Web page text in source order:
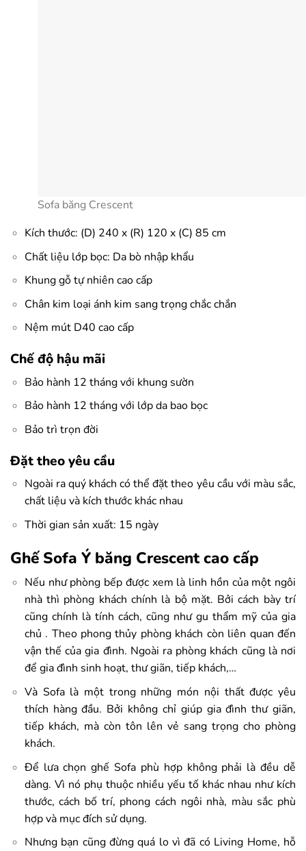
Sofa băng Crescent
Kích thước: (D) 240 x (R) 120 x (C) 85 cm
Chất liệu lớp bọc: Da bò nhập khẩu
Khung gỗ tự nhiên cao cấp
Chân kim loại ánh kim sang trọng chắc chắn
Nệm mút D40 cao cấp
Chế độ hậu mãi
Bảo hành 12 tháng với khung sườn
Bảo hành 12 tháng với lớp da bao bọc
Bảo trì trọn đời
Đặt theo yêu cầu
Ngoài ra quý khách có thể đặt theo yêu cầu với màu sắc,
chất liệu và kích thước khác nhau
Thời gian sản xuất: 15 ngày
Ghế Sofa Ý băng Crescent cao cấp
Nếu như phòng bếp được xem là linh hồn của một ngôi
nhà thì phòng khách chính là bộ mặt. Bởi cách bày trí
cũng chính là tính cách, cũng như gu thẩm mỹ của gia
chủ . Theo phong thủy phòng khách còn liên quan đến
vận thế của gia đình. Ngoài ra phòng khách cũng là nơi
để gia đình sinh hoạt, thư giãn, tiếp khách,…
Và Sofa là một trong những món nội thất được yêu
thích hàng đầu. Bởi không chỉ giúp gia đình thư giãn,
tiếp khách, mà còn tôn lên vẻ sang trọng cho phòng
khách.
Để lưa chọn ghế Sofa phù hợp không phải là đều dễ
dàng. Vì nó phụ thuộc nhiều yếu tố khác nhau như kích
thước, cách bố trí, phong cách ngôi nhà, màu sắc phù
hợp và mục đích sử dụng.
Nhưng bạn cũng đừng quá lo vì đã có Living Home, hỗ